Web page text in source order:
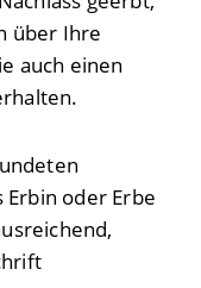
über Ihre
auch einen
Erbin oder Erbe